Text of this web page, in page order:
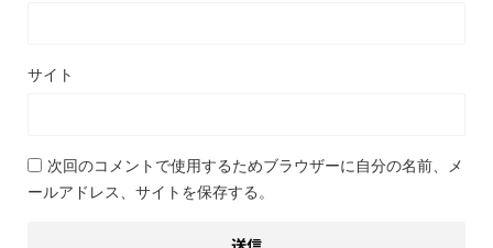
サイト
次回のコメントで使用するためブラウザーに自分の名前、メ
ールアドレス、サイトを保存する。